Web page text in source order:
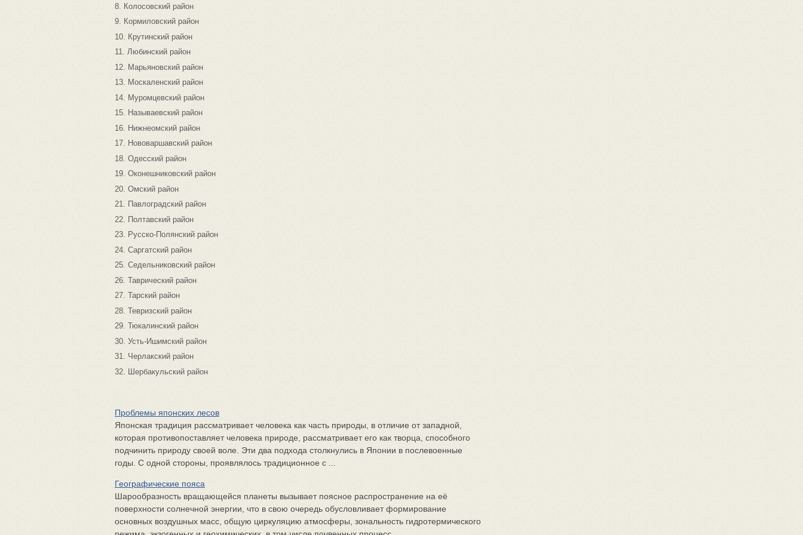
8. Колосовский район
9. Кормиловский район
10. Крутинский район
11. Любинский район
12. Марьяновский район
13. Москаленский район
14. Муромцевский район
15. Называевский район
16. Нижнеомский район
17. Нововаршавский район
18. Одесский район
19. Оконешниковский район
20. Омский район
21. Павлоградский район
22. Полтавский район
23. Русско-Полянский район
24. Саргатский район
25. Седельниковский район
26. Таврический район
27. Тарский район
28. Тевризский район
29. Тюкалинский район
30. Усть-Ишимский район
31. Черлакский район
32. Шербакульский район
Проблемы японских лесов
Японская традиция рассматривает человека как часть природы, в отличие от западной,
которая противопоставляет человека природе, рассматривает его как творца, способного
подчинить природу своей воле. Эти два подхода столкнулись в Японии в послевоенные
годы. С одной стороны, проявлялось традиционное с ...
Географические пояса
Шарообразность вращающейся планеты вызывает поясное распространение на её
поверхности солнечной энергии, что в свою очередь обусловливает формирование
основных воздушных масс, общую циркуляцию атмосферы, зональность гидротермического